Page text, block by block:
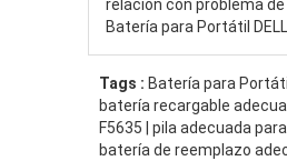
relación con problema de
Batería para Portátil DELL
Tags : Batería para Portátil
batería recargable
F5635 | pila adecuada para
batería de reemplazo